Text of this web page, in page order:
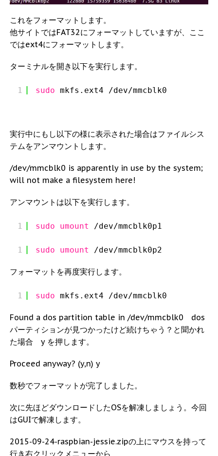
これをフォーマットします。
他サイトではFAT32にフォーマットしていますが、ここ
ではext4にフォーマットします。
ターミナルを開き以下を実行します。
1 sudo mkfs.ext4 /dev/mmcblk0
実行中にもし以下の様に表示された場合はファイルシス
テムをアンマウントします。
/dev/mmcblk0 is apparently in use by the system;
will not make a filesystem here!
アンマウントは以下を実行します。
1 sudo umount /dev/mmcblk0p1
1 sudo umount /dev/mmcblk0p2
フォーマットを再度実行します。
1 sudo mkfs.ext4 /dev/mmcblk0
Found a dos partition table in /dev/mmcblk0 dos
パーティションが見つかったけど続けちゃう？と聞かれ
た場合 y を押します。
Proceed anyway? (y,n) y
数秒でフォーマットが完了しました。
次に先ほどダウンロードしたOSを解凍しましょう。今回
はGUIで解凍します。
2015-09-24-raspbian-jessie.zipの上にマウスを持って
行き右クリックメニューから